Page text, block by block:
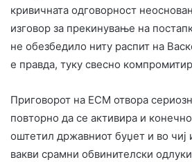
кривичната одговорност
изговор за прекинување на
не обезбедило ниту распит на
е правда, туку свесно
Приговорот на ЕСМ отвора
повторно да се активира и
оштетил државниот буџет и во чиј
вакви срамни обвинителски